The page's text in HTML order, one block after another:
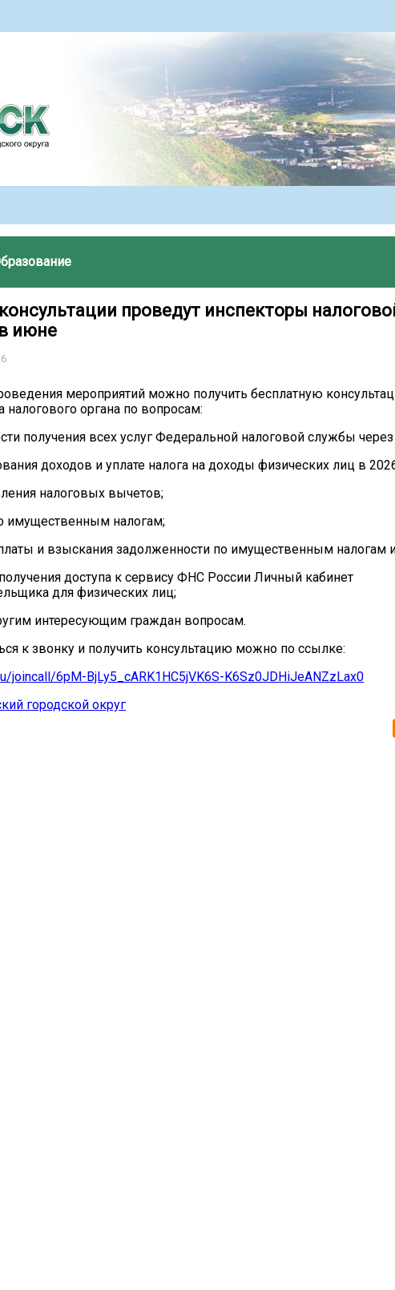
проведут инспекторы
июне
мероприятий можно получить бесплатную
налогового органа по вопросам:
получения всех услуг Федеральной налоговой службы
доходов и уплате налога на доходы физических лиц в
налоговых вычетов;
имущественным налогам;
и взыскания задолженности по имущественным
доступа к сервису ФНС России Личный кабинет
для физических лиц;
интересующим граждан вопросам.
к звонку и получить консультацию можно по ссылке:
joincall/6pM-BjLy5_cARK1HC5jVK6S-K6Sz0JDHiJeANZzLax0
городской округ